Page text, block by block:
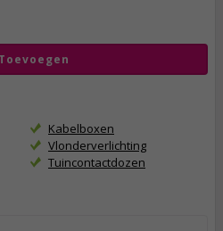
Toevoegen
Kabelboxen
Vlonderverlichting
Tuincontactdozen